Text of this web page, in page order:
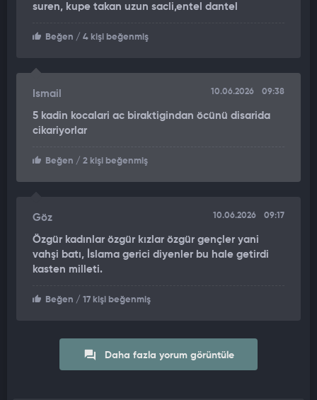
suren, kupe takan uzun sacli,entel dantel
Beğen / 4 kişi beğenmiş
Ismail 10.06.2026 09:38
5 kadin kocalari ac biraktigindan öcünü disarida
cikariyorlar
Beğen / 2 kişi beğenmiş
Göz 10.06.2026 09:17
Özgür kadınlar özgür kızlar özgür gençler yani
vahşi batı, İslama gerici diyenler bu hale getirdi
kasten milleti.
Beğen / 17 kişi beğenmiş
Daha fazla yorum görüntüle